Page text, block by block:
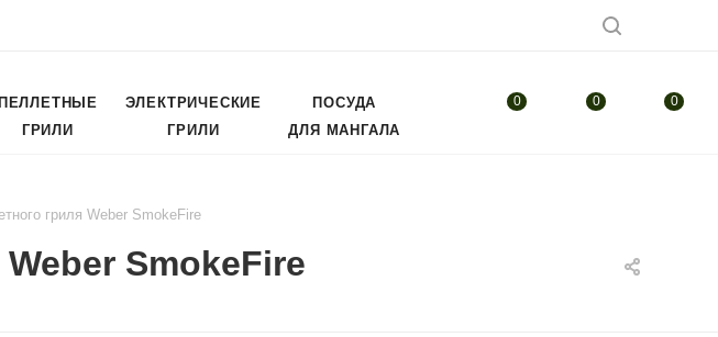
0 0 0
ПЕЛЛЕТНЫЕ
ГРИЛИ
ЭЛЕКТРИЧЕСКИЕ
ГРИЛИ
ПОСУДА
ДЛЯ МАНГАЛА
гриля Weber SmokeFire
SmokeFire